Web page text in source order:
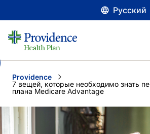
Русский
Providence
Current:
7 вещей, которые необходимо знать
плана Medicare Advantage